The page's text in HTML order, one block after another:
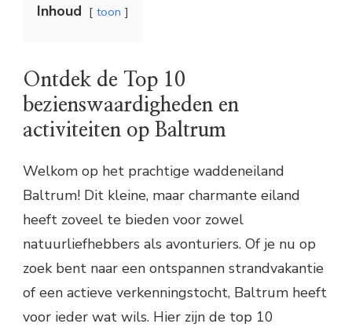
Inhoud toon
Ontdek de Top 10
bezienswaardigheden en
activiteiten op Baltrum
Welkom op het prachtige waddeneiland
Baltrum! Dit kleine, maar charmante eiland
heeft zoveel te bieden voor zowel
natuurliefhebbers als avonturiers. Of je nu op
zoek bent naar een ontspannen strandvakantie
of een actieve verkenningstocht, Baltrum heeft
voor ieder wat wils. Hier zijn de top 10